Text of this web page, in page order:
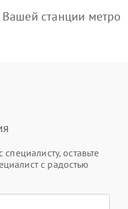
станции метро
оставьте
с радостью